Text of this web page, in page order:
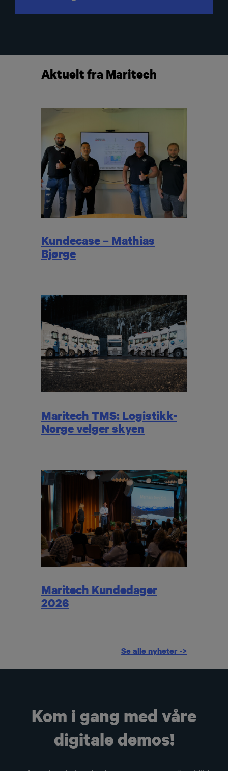
Aktuelt fra Maritech
Kundecase – Mathias
Bjørge
Maritech TMS: Logistikk-
Norge velger skyen
Maritech Kundedager
2026
Se alle nyheter ->
Kom i gang med våre
digitale demos!